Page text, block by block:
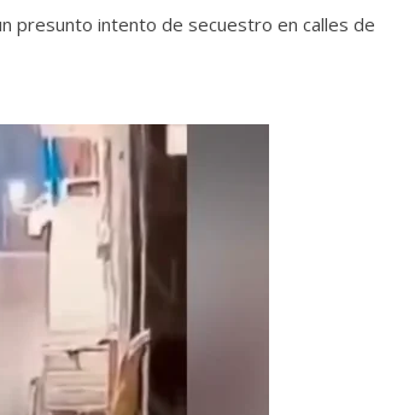
presunto intento de secuestro en calles de